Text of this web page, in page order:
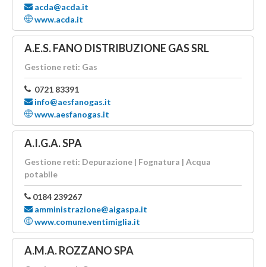
acda@acda.it
www.acda.it
A.E.S. FANO DISTRIBUZIONE GAS SRL
Gestione reti: Gas
0721 83391
info@aesfanogas.it
www.aesfanogas.it
A.I.G.A. SPA
Gestione reti: Depurazione | Fognatura | Acqua
potabile
0184 239267
amministrazione@aigaspa.it
www.comune.ventimiglia.it
A.M.A. ROZZANO SPA